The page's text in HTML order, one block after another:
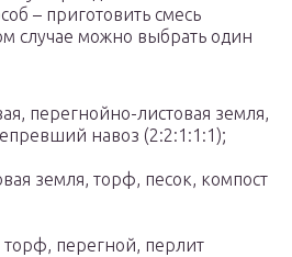
– приготовить смесь
случае можно выбрать один
перегнойно-листовая земля,
навоз (2:2:1:1:1);
земля, торф, песок, компост
перегной, перлит